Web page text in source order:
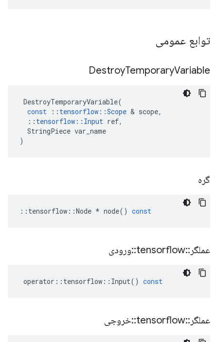
توابع عمومی
DestroyTemporaryVariable
DestroyTemporaryVariable(
const
:: tensorflow ::Scope & scope,
:: tensorflow :: Input ref,
StringPiece var_name
)
گره
:: tensorflow ::Node * node() const
عملگر ::
tensorflow
::ورودی
operator :: tensorflow :: Input() const
عملگر ::
tensorflow
::خروجی